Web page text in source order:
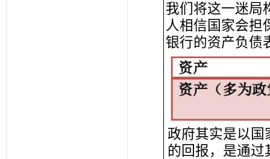
我们将这一迷局
人相信国家会担
银行的资产负债
政府其实是以国
的回报，是通